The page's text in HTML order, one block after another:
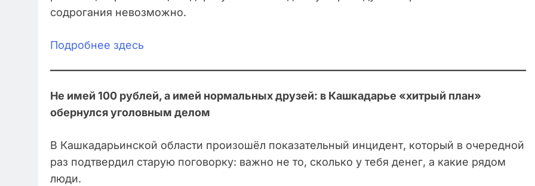
содрогания невозможно.
Подробнее здесь
Не имей 100 рублей, а имей нормальных друзей: в Кашкадарье «хитрый план»
обернулся уголовным делом
В Кашкадарьинской области произошёл показательный инцидент, который в очередной
раз подтвердил старую поговорку: важно не то, сколько у тебя денег, а какие рядом
люди.